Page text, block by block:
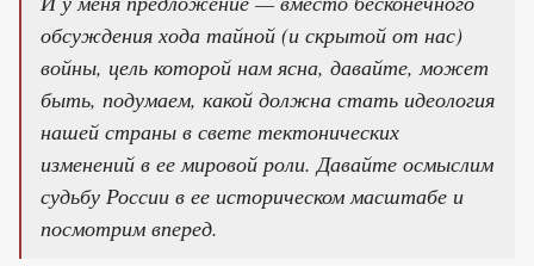
обсуждения хода тайной (и скрытой от нас)
войны, цель которой нам ясна, давайте, может
быть, подумаем, какой должна стать идеология
нашей страны в свете тектонических
изменений в ее мировой роли. Давайте осмыслим
судьбу России в ее историческом масштабе и
посмотрим вперед.